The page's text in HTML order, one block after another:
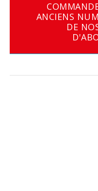
ANCIENS
DE